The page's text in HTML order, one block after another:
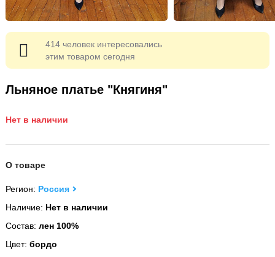
Льняное платье "Княгиня"
Нет в наличии
О товаре
Регион: Россия
Наличие: Нет в наличии
Состав: лен 100%
Цвет: бордо
414 человек интересовались
этим товаром сегодня